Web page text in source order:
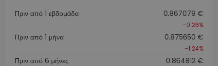
Πριν από 1 εβδομάδα 0.867079 €
-0.26%
Πριν από 1 μήνα 0.875650 €
-1.24%
Πριν από 6 μήνες 0.864812 €